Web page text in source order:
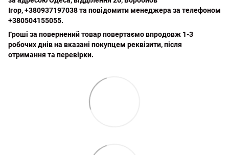
Ігор, +380937197038 та повідомити менеджера за телефоном
+380504155055.
Гроші за повернений товар повертаємо впродовж 1-3
робочих днів на вказані покупцем реквізити, після
отримання та перевірки.